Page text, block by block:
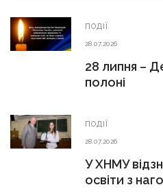
ПОДІЇ
28.07.2026
28 липня –
полоні
ПОДІЇ
28.07.2026
У ХНМУ
освіти з